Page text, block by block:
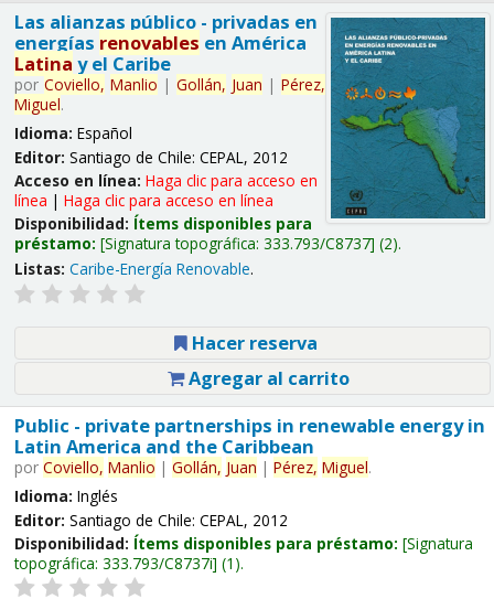
Las alianzas público - privadas en
energías renovables en América
Latina y el Caribe
por Coviello, Manlio | Gollán, Juan | Pérez,
Miguel.
Idioma: Español
Editor: Santiago de Chile: CEPAL, 2012
Acceso en línea: Haga clic para acceso en
línea | Haga clic para acceso en línea
Disponibilidad: Ítems disponibles para
préstamo: Signatura topográfica: 333.793/C8737 (2).
Listas: Caribe-Energía Renovable.
Hacer reserva
Agregar al carrito
Public - private partnerships in renewable energy in
Latin America and the Caribbean
por Coviello, Manlio | Gollán, Juan | Pérez, Miguel.
Idioma: Inglés
Editor: Santiago de Chile: CEPAL, 2012
Disponibilidad: Ítems disponibles para préstamo: Signatura
topográfica: 333.793/C8737i (1).